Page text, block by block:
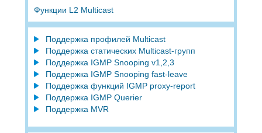
Функции L2 Multicast
Поддержка профилей Multicast
Поддержка статических Multicast-групп
Поддержка IGMP Snooping v1,2,3
Поддержка IGMP Snooping fast-leave
Поддержка функций IGMP proxy-report
Поддержка IGMP Querier
Поддержка MVR